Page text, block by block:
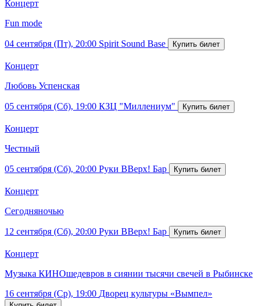
Концерт
Fun mode
04 сентября (Пт), 20:00 Spirit Sound Base
Концерт
Любовь Успенская
05 сентября (Сб), 19:00 КЗЦ "Миллениум"
Концерт
Честный
05 сентября (Сб), 20:00 Руки ВВерх! Бар
Концерт
Сегодняночью
12 сентября (Сб), 20:00 Руки ВВерх! Бар
Концерт
Музыка КИНОшедевров в сиянии тысячи свечей в Рыбинске
16 сентября (Ср), 19:00 Дворец культуры «Вымпел»